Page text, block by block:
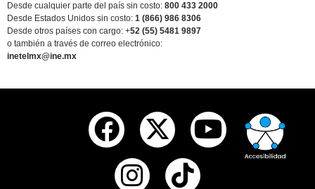
Desde cualquier parte del país sin costo: 800 433 2000
Desde Estados Unidos sin costo: 1 (866) 986 8306
Desde otros países con cargo: +52 (55) 5481 9897
o también a través de correo electrónico:
inetelmx@ine.mx